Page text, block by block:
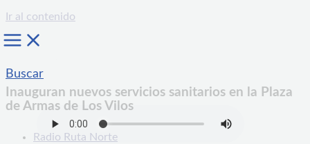
Ir al contenido
Buscar
Inauguran nuevos servicios sanitarios en la Plaza
de Armas de Los Vilos
Radio Ruta Norte